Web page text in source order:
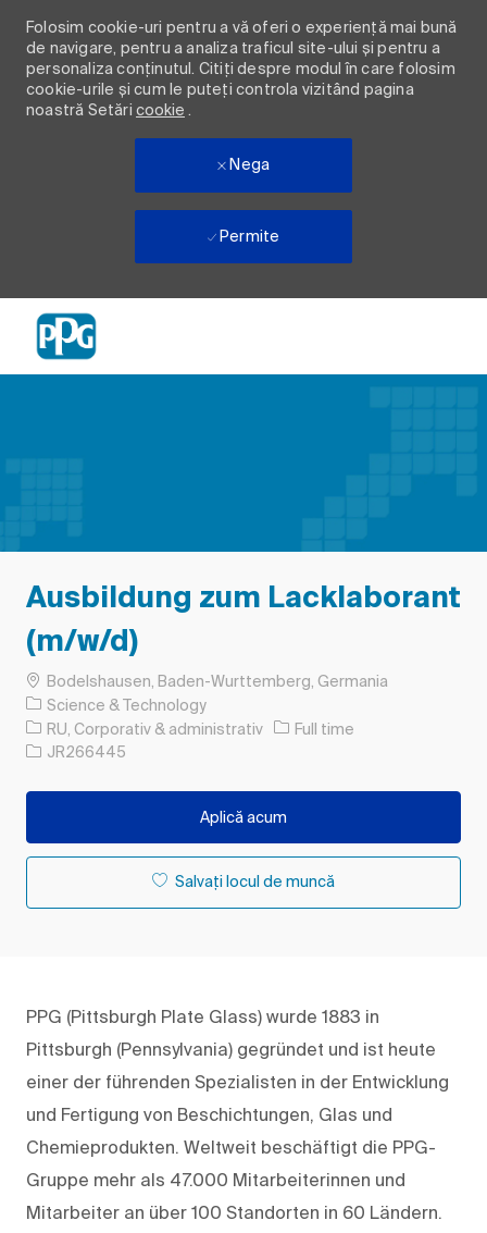
Folosim cookie-uri pentru a vă oferi o experiență mai bună
de navigare, pentru a analiza traficul site-ului și pentru a
personaliza conținutul. Citiți despre modul în care folosim
cookie-urile și cum le puteți controla vizitând pagina
noastră Setări cookie .
Nega
Permite
Ausbildung zum Lacklaborant
(m/w/d)
LocBodelshausen, Baden-Wurttemberg, Germania
Science & Technology
Categorie
RU, Corporativ & administrativ Tipul postului
Full time
Job IdJR266445
Aplică acum
Salvați locul de muncă
PPG (Pittsburgh Plate Glass) wurde 1883 in
Pittsburgh (Pennsylvania) gegründet und ist heute
einer der führenden Spezialisten in der Entwicklung
und Fertigung von Beschichtungen, Glas und
Chemieprodukten. Weltweit beschäftigt die PPG-
Gruppe mehr als 47.000 Mitarbeiterinnen und
Mitarbeiter an über 100 Standorten in 60 Ländern.